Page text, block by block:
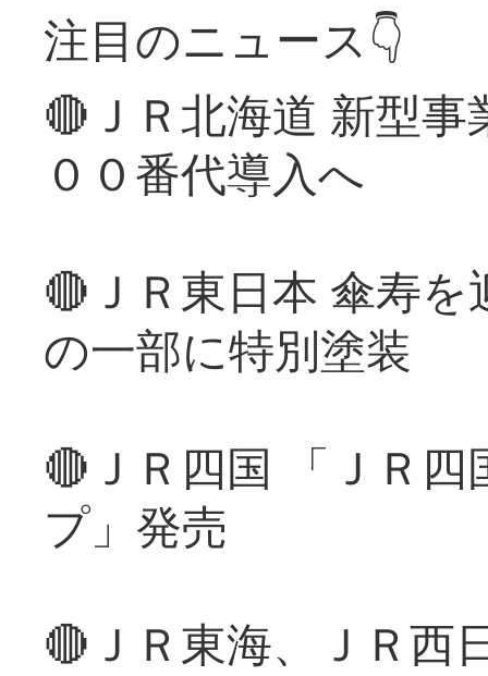
注目のニュース👇
🔴ＪＲ北海道 新型
００番代導入へ
🔴ＪＲ東日本 傘寿
の一部に特別塗装
🔴ＪＲ四国 「ＪＲ
プ」発売
🔴ＪＲ東海、ＪＲ西